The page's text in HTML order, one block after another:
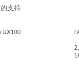
支持
UX100